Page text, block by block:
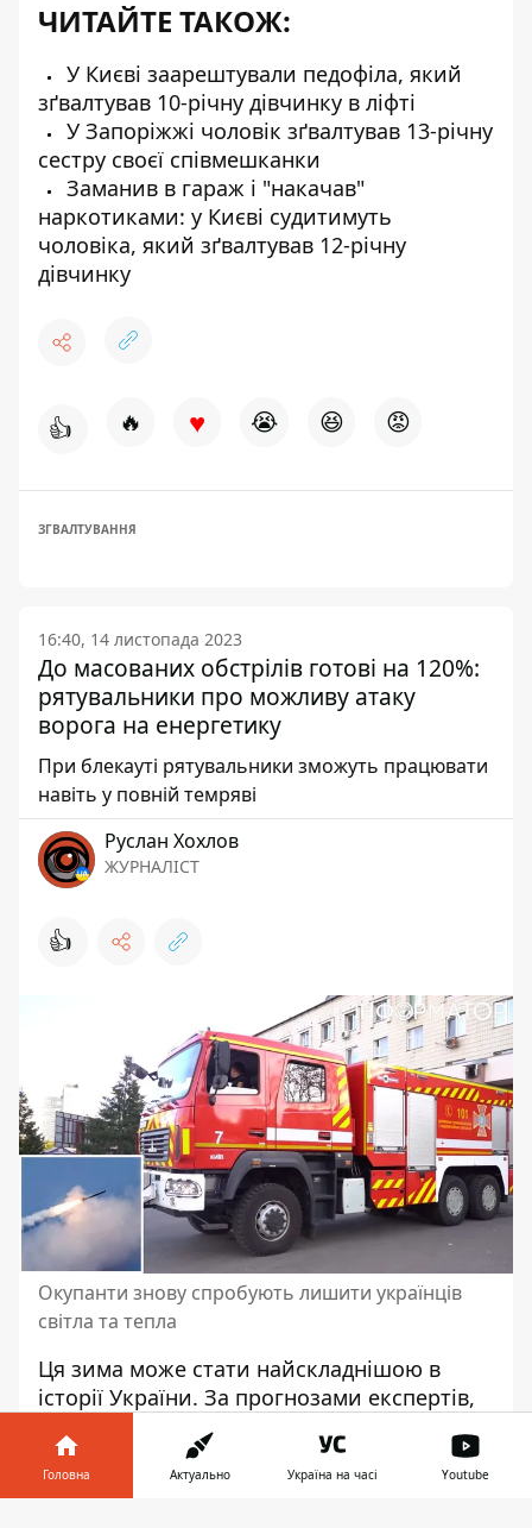
ЧИТАЙТЕ ТАКОЖ:
У Києві заарештували педофіла, який
зґвалтував 10-річну дівчинку в ліфті
У Запоріжжі чоловік зґвалтував 13-річну
сестру своєї співмешканки
Заманив в гараж і "накачав"
наркотиками: у Києві судитимуть
чоловіка, який зґвалтував 12-річну
дівчинку
👍 🔥 ♥ 😭 😆 😡
ЗГВАЛТУВАННЯ
16:40, 14 листопада 2023
До масованих обстрілів готові на 120%:
рятувальники про можливу атаку
ворога на енергетику
При блекауті рятувальники зможуть працювати
навіть у повній темряві
Руслан Хохлов
ЖУРНАЛІСТ
👍
Окупанти знову спробують лишити українців
світла та тепла
Ця зима може стати найскладнішою в
історії України. За прогнозами експертів,
росія знову почне
енергетику
. Готуються до цього не тільки
військові, а й служби порятунку.
Головна Актуально Україна на часі Youtube